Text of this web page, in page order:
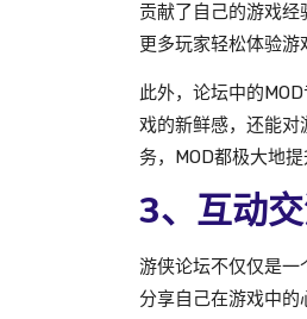
贡献了自己的游戏
更多玩家轻松体验游
此外，论坛中的
戏的新鲜感，还能对
务，MOD都极大地
3、互动
游侠论坛不仅仅是一
分享自己在游戏中的